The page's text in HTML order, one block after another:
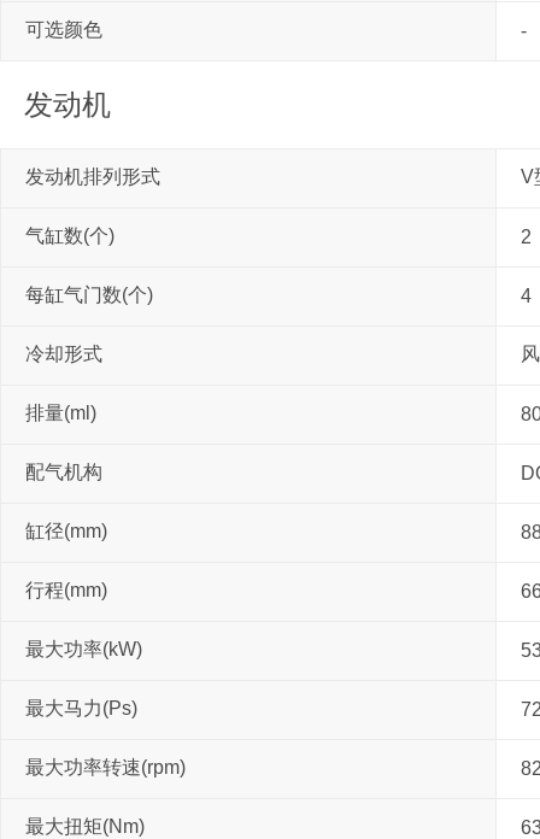
可选颜色 -
发动机
发动机排列形式 V
气缸数(个) 2
每缸气门数(个) 4
冷却形式
排量(ml)
配气机构
缸径(mm)
行程(mm)
最大功率(kW)
最大马力(Ps)
最大功率转速(rpm)
最大扭矩(Nm)